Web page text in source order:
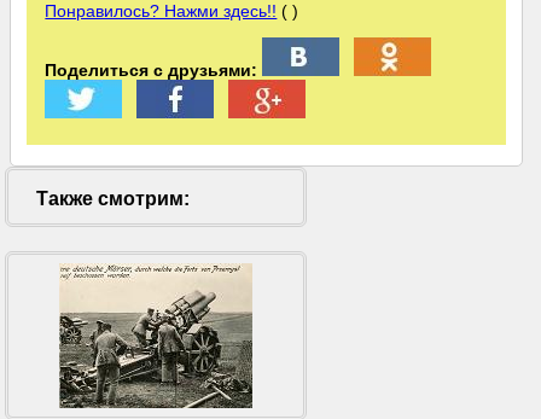
Понравилось? Нажми здесь!! ( )
Поделиться с друзьями:
Также смотрим: